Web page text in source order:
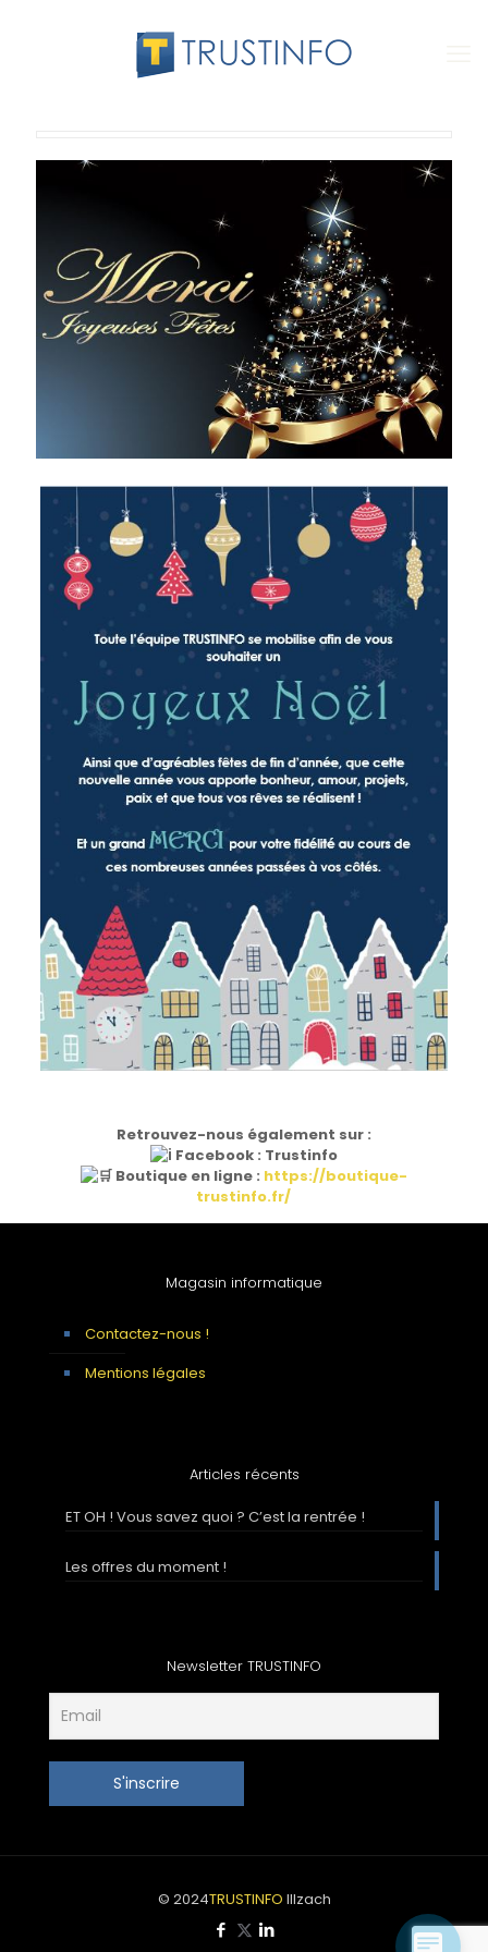
Retrouvez-nous également sur :
Facebook : Trustinfo
Boutique en ligne : https://boutique-
trustinfo.fr/
Magasin informatique
Contactez-nous !
Mentions légales
Articles récents
ET OH ! Vous savez quoi ? C’est la rentrée !
Les offres du moment !
Newsletter TRUSTINFO
© 2024TRUSTINFO Illzach